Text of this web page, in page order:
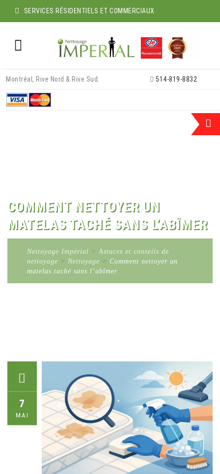
SERVICES RÉSIDENTIELS ET COMMERCIAUX
content
Montréal, Rive Nord & Rive Sud: 514-819-8832
COMMENT NETTOYER UN
MATELAS TACHÉ SANS L’ABÎMER
Nettoyage Impérial >Astuces et conseils de
nettoyage > Nettoyage > Comment nettoyer un
matelas taché sans l’abîmer
7
MAI